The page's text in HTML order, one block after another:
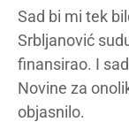
Sad bi mi tek
Srbljanović
finansirao. I
Novine za
objasnilo.